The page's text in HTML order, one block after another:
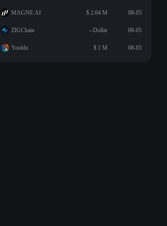
MAGNE.AI $ 2.64 M 08-05
ZIGChain --Dollar 08-05
Yooldo $ 1 M 08-05